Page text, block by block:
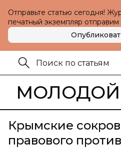
Отправьте статью сегодня!
печатный экземпляр отправим
Крымские
правового